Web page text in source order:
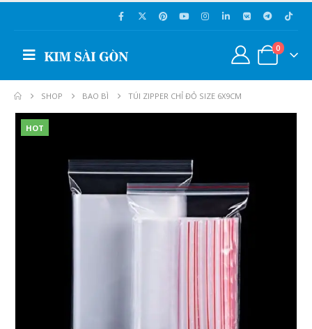
0
SHOP BAO BÌ TÚI ZIPPER CHỈ ĐỎ SIZE 6X9CM
HOT